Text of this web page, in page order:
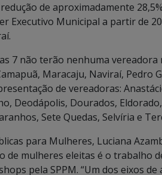
de aproximadamente
Executivo Municipal a partir de
7 não terão nenhuma vereadora
Maracaju, Naviraí, Pedro
de vereadoras:
Deodápolis, Dourados,
Sete Quedas, Selvíria e
para Mulheres, Luciana
mulheres eleitas é o trabalho
pela SPPM. “Um dos eixos de